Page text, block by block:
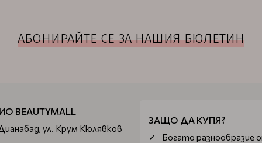
АБОНИРАЙТЕ СЕ ЗА НАШИЯ БЮЛЕТИН
BEAUTYMALL
ул. Крум Кюлявков
ЗАЩО ДА КУПЯ?
Богатo разнообразие